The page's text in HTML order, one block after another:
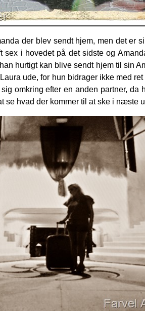
der blev sendt hjem, men det er
i hovedet på det sidste og
hurtigt kan blive sendt hjem til sin
ude, for hun bidrager ikke med
omkring efter en anden partner,
se hvad der kommer til at ske i næste